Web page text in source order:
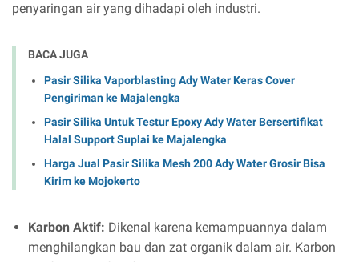
penyaringan air yang dihadapi oleh industri.
BACA JUGA
Pasir Silika Vaporblasting Ady Water Keras Cover
Pengiriman ke Majalengka
Pasir Silika Untuk Testur Epoxy Ady Water Bersertifikat
Halal Support Suplai ke Majalengka
Harga Jual Pasir Silika Mesh 200 Ady Water Grosir Bisa
Kirim ke Mojokerto
Karbon Aktif: Dikenal karena kemampuannya dalam
menghilangkan bau dan zat organik dalam air. Karbon